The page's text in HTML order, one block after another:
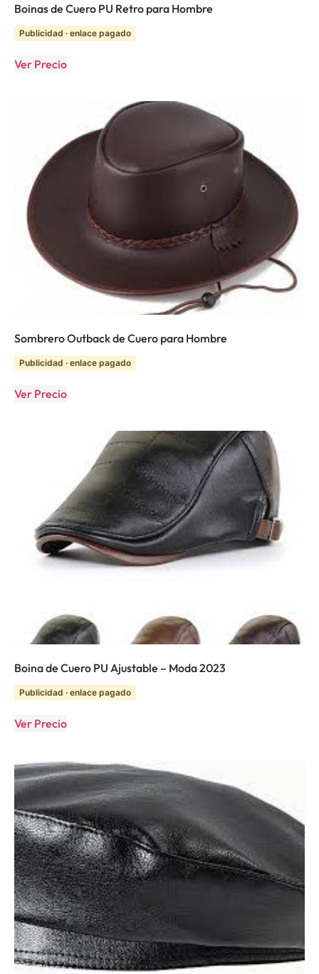
Boinas de Cuero PU Retro para Hombre
Publicidad · enlace pagado
Ver Precio
Sombrero Outback de Cuero para Hombre
Publicidad · enlace pagado
Ver Precio
Boina de Cuero PU Ajustable – Moda 2023
Publicidad · enlace pagado
Ver Precio